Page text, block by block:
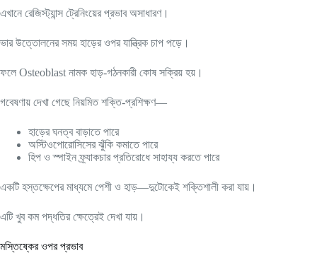
এখানে রেজিস্ট্যান্স ট্রেনিংয়ের প্রভাব অসাধারণ।
ভার উত্তোলনের সময় হাড়ের ওপর যান্ত্রিক চাপ পড়ে।
ফলে Osteoblast নামক হাড়-গঠনকারী কোষ সক্রিয় হয়।
গবেষণায় দেখা গেছে নিয়মিত শক্তি-প্রশিক্ষণ—
হাড়ের ঘনত্ব বাড়াতে পারে
অস্টিওপোরোসিসের ঝুঁকি কমাতে পারে
হিপ ও স্পাইন ফ্র্যাকচার প্রতিরোধে সাহায্য করতে পারে
একটি হস্তক্ষেপের মাধ্যমে পেশী ও হাড়—দুটোকেই শক্তিশালী করা যায়।
এটি খুব কম পদ্ধতির ক্ষেত্রেই দেখা যায়।
মস্তিষ্কের ওপর প্রভাব